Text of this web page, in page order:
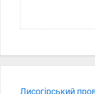
Лисогірський